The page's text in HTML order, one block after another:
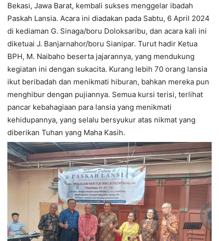
Bekasi, Jawa Barat, kembali sukses menggelar ibadah
Paskah Lansia. Acara ini diadakan pada Sabtu, 6 April 2024
di kediaman G. Sinaga/boru Doloksaribu, dan acara kali ini
diketuai J. Banjarnahor/boru Sianipar. Turut hadir Ketua
BPH, M. Naibaho beserta jajarannya, yang mendukung
kegiatan ini dengan sukacita. Kurang lebih 70 orang lansia
ikut beribadah dan menikmati hiburan, bahkan mereka pun
menghibur dengan pujiannya. Semua kursi terisi, terlihat
pancar kebahagiaan para lansia yang menikmati
kehidupannya, yang selalu bersyukur atas nikmat yang
diberikan Tuhan yang Maha Kasih.